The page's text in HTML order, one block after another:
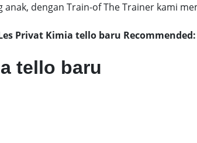
dengan Train-of The Trainer kami
Privat Kimia tello baru Recommended:
tello baru